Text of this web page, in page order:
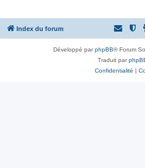
Index du forum
Développé parphpBB® Forum
Traduit par
Confidentialité |